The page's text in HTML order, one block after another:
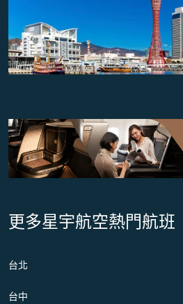
更多星宇航空熱門航班
台北
台中